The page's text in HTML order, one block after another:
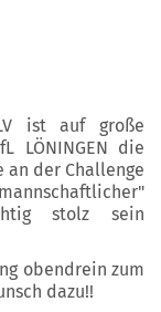
ist auf große
LÖNINGEN die
an der Challenge
stolz sein
obendrein zum
dazu!!